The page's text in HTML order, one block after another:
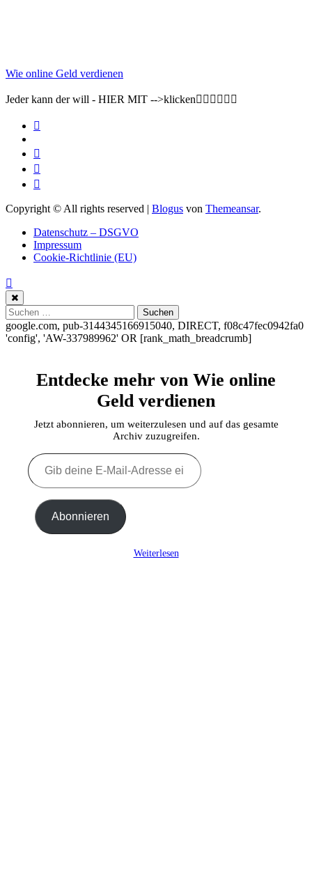
Wie online Geld verdienen
Jeder kann der will - HIER MIT -->klicken👇🏽👇🏽👇🏽
Copyright © All rights reserved | Blogus von Themeansar.
Datenschutz – DSGVO
Impressum
Cookie-Richtlinie (EU)
Suchen
nach:
google.com, pub-3144345166915040, DIRECT, f08c47fec0942fa0
'config', 'AW-337989962' OR [rank_math_breadcrumb]
Entdecke mehr von Wie online
Geld verdienen
Jetzt abonnieren, um weiterzulesen und auf das gesamte
Archiv zuzugreifen.
Gib
deine
E-
Adresse
ein ... Abonnieren
Weiterlesen